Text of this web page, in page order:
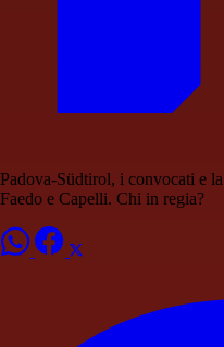
Padova-Südtirol, i convocati e
Faedo e Capelli. Chi in regia?